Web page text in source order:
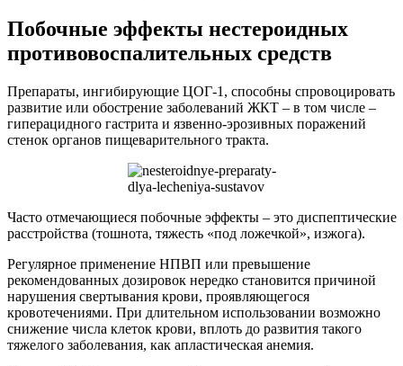
Побочные эффекты нестероидных
противовоспалительных средств
Препараты, ингибирующие ЦОГ-1, способны спровоцировать
развитие или обострение заболеваний ЖКТ – в том числе –
гиперацидного гастрита и язвенно-эрозивных поражений
стенок органов пищеварительного тракта.
Часто отмечающиеся побочные эффекты – это диспептические
расстройства (тошнота, тяжесть «под ложечкой», изжога).
Регулярное применение НПВП или превышение
рекомендованных дозировок нередко становится причиной
нарушения свертывания крови, проявляющегося
кровотечениями. При длительном использовании возможно
снижение числа клеток крови, вплоть до развития такого
тяжелого заболевания, как апластическая анемия.